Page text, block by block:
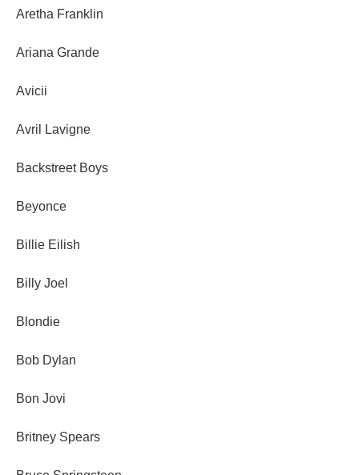
Aretha Franklin
Ariana Grande
Avicii
Avril Lavigne
Backstreet Boys
Beyonce
Billie Eilish
Billy Joel
Blondie
Bob Dylan
Bon Jovi
Britney Spears